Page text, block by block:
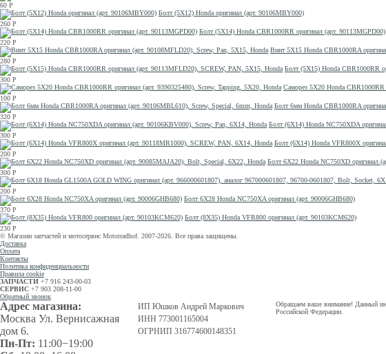
60 Р
Болт (5X12) Honda оригинал (арт. 90106MBY000)
260 Р
Болт (5X14) Honda CBR1000RR оригинал (арт. 90113MGPD00)
220 Р
Винт 5X15 Honda CBR1000RA
280 Р
Болт (5X15) Honda CBR1000RR
300 Р
Саморез 5X20 Honda CBR1000RR
100 Р
Болт 6мм Honda CBR1000RA
320 Р
Болт (6Х14) Honda NC750XDA
300 Р
Болт (6X14) Honda VFR800X
200 Р
Болт 6X22 Honda NC750XD оригинал
300 Р
200 Р
Болт 6X28 Honda NC750XA оригинал (арт. 90006GHB680)
370 Р
Болт (8X35) Honda VFR800 оригинал (арт. 90103KCM620)
230 Р
© Магазин запчастей и мотосервис Motorradhof. 2007-2026. Все права защищены.
Доставка
Оплата
Контакты
Политика конфиденциальности
Правила cookie
ЗАПЧАСТИ +7 916 243-00-03
СЕРВИС +7 903 208-11-00
Обратный звонок
Адрес магазина:
Москва Ул. Вернисажная
дом 6.
Пн-Пт: 11:00−19:00
ИП Юшков Андрей Маркович
ИНН 773001165004
ОГРНИП 316774600148351
Обращаем ваше внимание! Данный
Российской Федерации.